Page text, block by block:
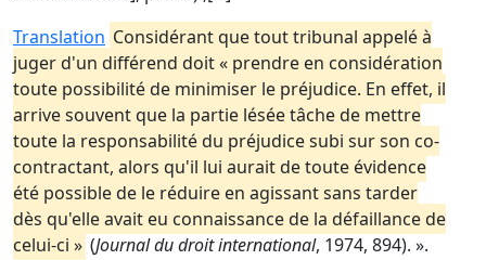
Translation Considérant que tout tribunal appelé à
juger d'un différend doit « prendre en considération
toute possibilité de minimiser le préjudice. En effet, il
arrive souvent que la partie lésée tâche de mettre
toute la responsabilité du préjudice subi sur son co-
contractant, alors qu'il lui aurait de toute évidence
été possible de le réduire en agissant sans tarder
dès qu'elle avait eu connaissance de la défaillance de
celui-ci » (Journal du droit international, 1974, 894). ».